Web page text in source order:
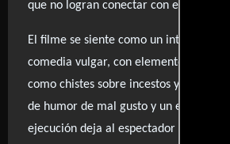
que no logran conectar con el público.
El filme se siente como un intento
comedia vulgar, con elementos que
como chistes sobre incestos y
de humor de mal gusto y un enfoque
ejecución deja al espectador con una